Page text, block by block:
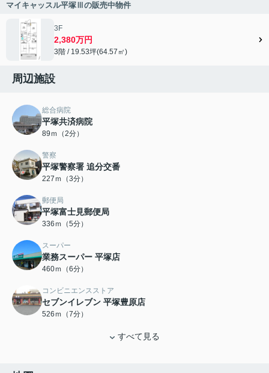
マイキャッスル平塚Ⅲの販売中物件
3F
2,380万円
3階 / 19.53坪(64.57㎡)
周辺施設
総合病院
平塚共済病院
89ｍ（2分）
警察
平塚警察署 追分交番
227ｍ（3分）
郵便局
平塚富士見郵便局
336ｍ（5分）
スーパー
業務スーパー 平塚店
460ｍ（6分）
コンビニエンスストア
セブンイレブン 平塚豊原店
526ｍ（7分）
すべて見る